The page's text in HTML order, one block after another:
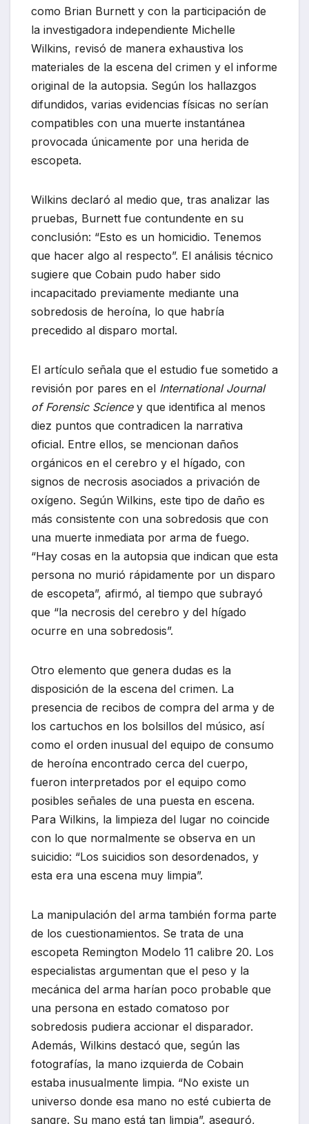
como Brian Burnett y con la participación de
la investigadora independiente Michelle
Wilkins, revisó de manera exhaustiva los
materiales de la escena del crimen y el informe
original de la autopsia. Según los hallazgos
difundidos, varias evidencias físicas no serían
compatibles con una muerte instantánea
provocada únicamente por una herida de
escopeta.
Wilkins declaró al medio que, tras analizar las
pruebas, Burnett fue contundente en su
conclusión: “Esto es un homicidio. Tenemos
que hacer algo al respecto”. El análisis técnico
sugiere que Cobain pudo haber sido
incapacitado previamente mediante una
sobredosis de heroína, lo que habría
precedido al disparo mortal.
El artículo señala que el estudio fue sometido a
revisión por pares en el International Journal
of Forensic Sciencey que identifica al menos
diez puntos que contradicen la narrativa
oficial. Entre ellos, se mencionan daños
orgánicos en el cerebro y el hígado, con
signos de necrosis asociados a privación de
oxígeno. Según Wilkins, este tipo de daño es
más consistente con una sobredosis que con
una muerte inmediata por arma de fuego.
“Hay cosas en la autopsia que indican que esta
persona no murió rápidamente por un disparo
de escopeta”, afirmó, al tiempo que subrayó
que “la necrosis del cerebro y del hígado
ocurre en una sobredosis”.
Otro elemento que genera dudas es la
disposición de la escena del crimen. La
presencia de recibos de compra del arma y de
los cartuchos en los bolsillos del músico, así
como el orden inusual del equipo de consumo
de heroína encontrado cerca del cuerpo,
fueron interpretados por el equipo como
posibles señales de una puesta en escena.
Para Wilkins, la limpieza del lugar no coincide
con lo que normalmente se observa en un
suicidio: “Los suicidios son desordenados, y
esta era una escena muy limpia”.
La manipulación del arma también forma parte
de los cuestionamientos. Se trata de una
escopeta Remington Modelo 11 calibre 20. Los
especialistas argumentan que el peso y la
mecánica del arma harían poco probable que
una persona en estado comatoso por
sobredosis pudiera accionar el disparador.
Además, Wilkins destacó que, según las
fotografías, la mano izquierda de Cobain
estaba inusualmente limpia. “No existe un
universo donde esa mano no esté cubierta de
sangre. Su mano está tan limpia”, aseguró,